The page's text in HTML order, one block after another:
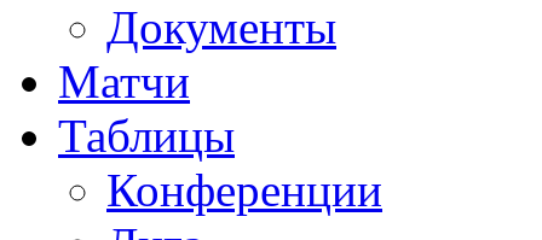
Документы
Матчи
Таблицы
Конференции